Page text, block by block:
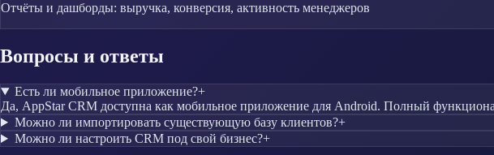
Отчёты и дашборды: выручка, конверсия, активность менеджеров
Вопросы и ответы
Есть ли мобильное приложение?+
Да, AppStar CRM доступна как мобильное приложение для Android. Полный
Можно ли импортировать существующую базу клиентов?+
Можно ли настроить CRM под свой бизнес?+